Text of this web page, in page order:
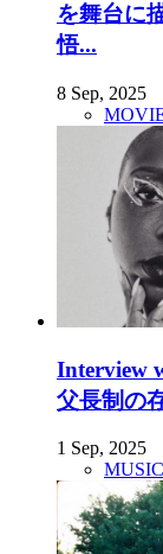
を舞台に
悟...
8 Sep, 2025
Interview
父長制の
1 Sep, 2025
MUSIC